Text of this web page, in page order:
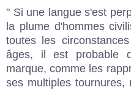
" Si une langue s'est
la plume d'hommes
toutes les
âges, il est probable
marque, comme les
ses multiples